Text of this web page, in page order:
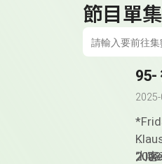
節目單
2008
人
“I